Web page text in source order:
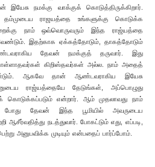
நமக்கு வாக்குக் கொடுத்திருக்கிறார்.
தம்முடைய ராஜயத்தை உங்களுக்கு கொடுக்க
நாம் ஒவ்வொருவரும் இந்த ராஜ்யத்தை
இதற்காக ஏக்கத்தோடும், தாகத்தோடும்
தேவன் நமக்குத் தருவார். இது
கிறிஸ்தவர்கள் அல்ல. நாம் அதைத்
ஆகவே தான் ஆண்டவராகிய இயேசு
ராஜ்யத்தையே தேடுங்கள், அப்பொழுது
கொடுக்கப்படும் என்றார். ஆம் முதலாவது நாம்
தேவன் இந்த பூமியில் அவருடைய
ஆசீர்வதித்து நடத்துவார். போகட்டும் எது, எப்படி,
அனுபவிக்க முடியும் என்பதைப் பார்ப்போம்.